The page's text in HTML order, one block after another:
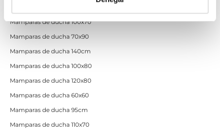
Mamparas de ducha 100x70
Mamparas de ducha 70x90
Mamparas de ducha 140cm
Mamparas de ducha 100x80
Mamparas de ducha 120x80
Mamparas de ducha 60x60
Mamparas de ducha 95cm
Mamparas de ducha 110x70